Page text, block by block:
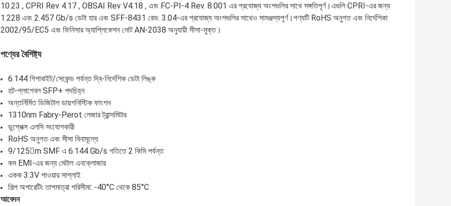
10.23 , CPRI Rev 4.17 , OBSAI Rev V4.18 , এবং FC-PI-4 Rev. 8.001 এর প্রযোজ্য অংশগুলির সাথে সঙ্গতিপূর্ণ।এগুলি CPRI-এর জন্য
1.228 এবং 2.457 Gb/s ডেটা হার এবং SFF-8431 রেভ. 3.04-এর প্রযোজ্য অংশগুলির সাথেও সামঞ্জস্যপূর্ণ।পণ্যটি RoHS অনুগত এবং নির্দেশিকা
2002/95/EC5 এবং ফিনিসার অ্যাপ্লিকেশন নোট AN-2038 অনুযায়ী সীসা-মুক্ত।
পণ্যের বৈশিষ্ট্য
6.144 গিগাবাইট/সেকেন্ড পর্যন্ত দ্বি-নির্দেশিক ডেটা লিঙ্ক
হট-প্লাগেবল SFP+ পদচিহ্ন
অন্তর্নির্মিত ডিজিটাল ডায়গনিস্টিক ফাংশন
1310nm Fabry-Perot লেজার ট্রান্সমিটার
ডুপ্লেক্স এলসি সংযোগকারী
RoHS অনুগত এবং সীসা বিনামূল্যে
9/125m SMF এ 6.144 Gb/s গতিতে 2 কিমি পর্যন্ত
কম EMI-এর জন্য মেটাল এনক্লোজার
একক 3.3V পাওয়ার সাপ্লাই
শিল্প অপারেটিং তাপমাত্রা পরিসীমা: -40°C থেকে 85°C
আবেদন